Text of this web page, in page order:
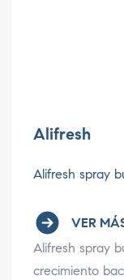
Alifresh
Alifresh spray
VER
Alifresh spray
crecimiento